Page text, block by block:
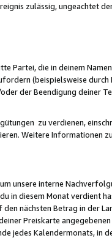
zulässig, ungeachtet
Partei, die in deinem
(beispielsweise durch
der Beendigung deiner
zu verdienen,
Weitere Informationen zu
unsere interne
in diesem Monat verdient
nächsten Betrag in der
Preiskarte
jedes Kalendermonats, in